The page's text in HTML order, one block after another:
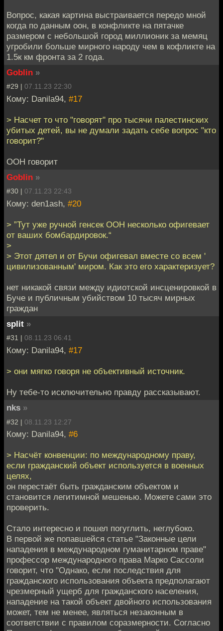
Вопрос, какая картина выстраивается передо мной
когда по данным оон, в конфликте на пятачке
размером с небольшой город миллионик за мемяц
угробили больше мирного народу чем в кофликте на
1.5к км фронта за 2 года.
Goblin »
#29 | 07.11.23 22:30
Кому: Danila94, #17
> Насчет то что "говорят" про тысячи палестинских
убитых детей, вы не думали задать себе вопрос "кто
говорит?"
ООН говорит
Goblin »
#30 | 07.11.23 22:43
Кому: den1ash, #20
> ”Тут уже ручной генсек ООН несколько офигевает
от ваших бомбардировок.“
>
> Этот дятел и от Бучи офигевал вместе со всем '
цивилизованным' миром. Как это его характеризует?
нет никакой связи между идиотской инсценировкой в
Буче и публичным убийством 10 тысяч мирных
граждан
split »
#31 | 08.11.23 06:41
Кому: Danila94, #17
> они мягко говоря не объективный источник.
Ну тебе-то исключительно правду рассказывают.
nks »
#32 | 08.11.23 12:27
Кому: Danila94, #6
> Насчёт конвенции: по международному праву,
если гражданский объект используется в военных
целях,
он перестаёт быть гражданским объектом и
становится легитимной мешенью. Можете сами это
проверить.
Стало интересно и пошел погуглить, неглубоко.
В первой же попавшейся статье "Законные цели
нападения в международном гуманитарном праве"
профессор международного права Марко Сассоли
говорит, что "Однако, если последствия для
гражданского использования объекта предполагают
чрезмерный ущерб для гражданского населения,
нападение на такой объект двойного использования
может, тем не менее, являться незаконным в
соответствии с правилом соразмерности. Согласно